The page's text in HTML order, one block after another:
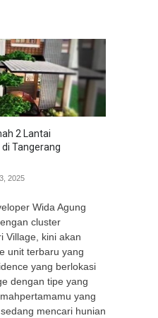
2 Lantai
Tangerang
2025
Wida Agung
cluster
Village, kini akan
unit terbaru yang
yang berlokasi
dengan tipe yang
yang
mencari hunian